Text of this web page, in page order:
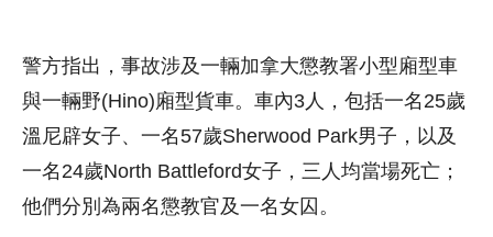
警方指出，事故涉及一輛加拿大懲教署小型廂型車
與一輛野(Hino)廂型貨車。車內3人，包括一名25歲
溫尼辟女子、一名57歲Sherwood Park男子，以及
一名24歲North Battleford女子，三人均當場死亡；
他們分別為兩名懲教官及一名女囚。